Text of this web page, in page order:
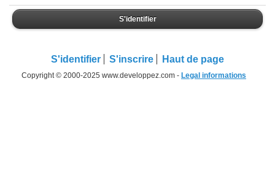
S'identifier
S'identifier S'inscrire Haut de page
Copyright © 2000-2025 www.developpez.com - Legal informations